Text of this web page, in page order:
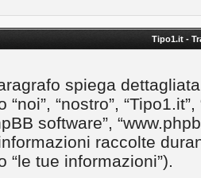
Tipo1.it -
spiega
“noi”, “nostro”,
software”,
raccolte
“le tue informazioni”).